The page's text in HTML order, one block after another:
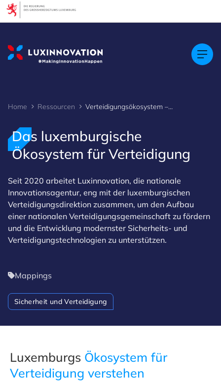
Home Ressourcen Verteidigungsökosystem – Überblick über die Kartierung
Das luxemburgische
Ökosystem für Verteidigung
Seit 2020 arbeitet Luxinnovation, die nationale
Innovationsagentur, eng mit der luxemburgischen
Verteidigungsdirektion zusammen, um den Aufbau
einer nationalen Verteidigungsgemeinschaft zu fördern
und die Entwicklung modernster Sicherheits- und
Verteidigungstechnologien zu unterstützen.
Mappings
Sicherheit und Verteidigung
Luxemburgs Ökosystem für
Verteidigung verstehen
Cookies management panel